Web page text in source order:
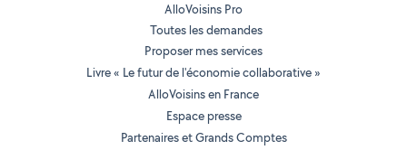
AlloVoisins Pro
Toutes les demandes
Proposer mes services
Livre « Le futur de l'économie collaborative »
AlloVoisins en France
Espace presse
Partenaires et Grands Comptes